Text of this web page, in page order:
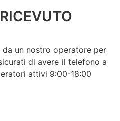
un nostro operatore per
di avere il telefono a
attivi 9:00-18:00